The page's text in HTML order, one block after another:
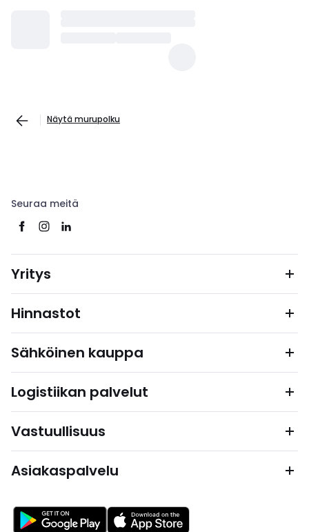
Näytä murupolku
Seuraa meitä
Yritys
Hinnastot
Sähköinen kauppa
Logistiikan palvelut
Vastuullisuus
Asiakaspalvelu